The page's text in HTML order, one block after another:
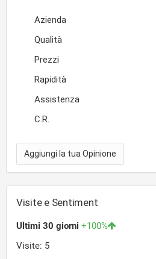
Azienda
Qualità
Prezzi
Rapidità
Assistenza
C.R.
Aggiungi la tua Opinione
Visite e Sentiment